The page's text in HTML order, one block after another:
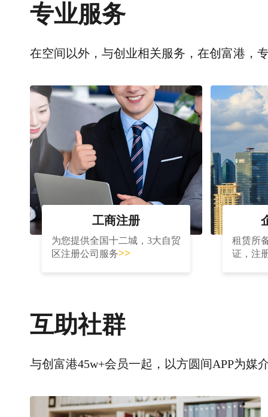
专业服务
在空间以外，与创业相关服务，在创富港，
工商注册
为您提供全国十二城，3大自贸
区注册公司服务>>
租赁所
证，注
互助社群
与创富港45w+会员一起，以方圆间APP为媒